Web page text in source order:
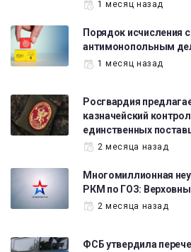
1 месяц назад
Порядок исчисления
антимонопольным
1 месяц назад
Росгвардия
казначейский
единственных
2 месяца назад
Многомиллионная
РКМ по ГОЗ:
2 месяца назад
ФСБ утвердила